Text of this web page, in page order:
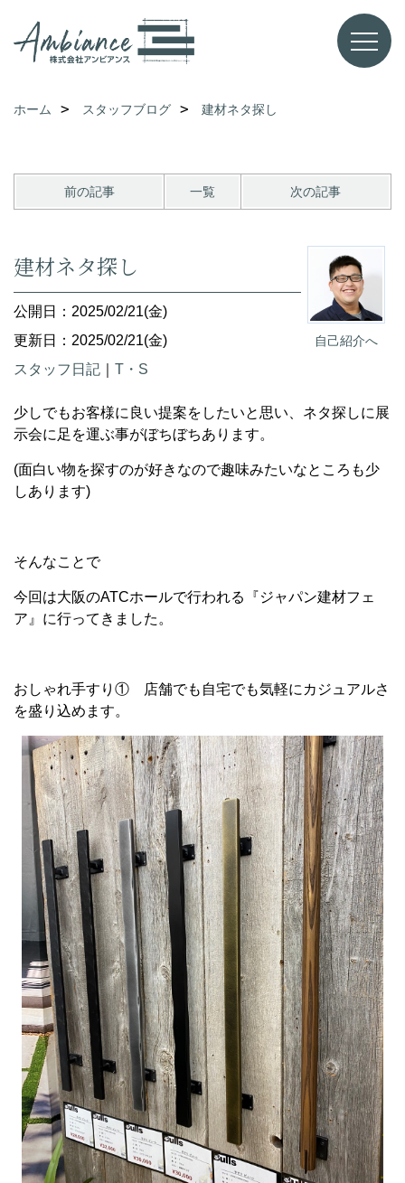
ホーム スタッフブログ 建材ネタ探し
前の記事 一覧 次の記事
自己紹介へ
建材ネタ探し
公開日：2025/02/21(金)
更新日：2025/02/21(金)
スタッフ日記
T・S
少しでもお客様に良い提案をしたいと思い、ネタ探しに展
示会に足を運ぶ事がぼちぼちあります。
(面白い物を探すのが好きなので趣味みたいなところも少
しあります)
そんなことで
今回は大阪のATCホールで行われる『ジャパン建材フェ
ア』に行ってきました。
おしゃれ手すり① 店舗でも自宅でも気軽にカジュアルさ
を盛り込めます。